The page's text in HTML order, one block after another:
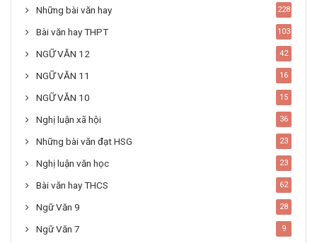
Những bài văn hay 228
Bài văn hay THPT 103
NGỮ VĂN 12 42
NGỮ VĂN 11 16
NGỮ VĂN 10 15
Nghị luận xã hội 36
Những bài văn đạt HSG 23
Nghị luận văn học 23
Bài văn hay THCS 62
Ngữ Văn 9 28
Ngữ Văn 7 9